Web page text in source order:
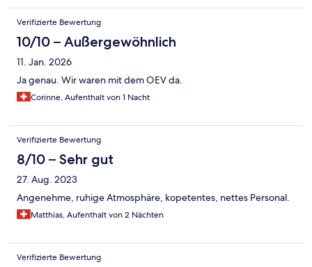
Verifizierte Bewertung
10/10 – Außergewöhnlich
11. Jan. 2026
Ja genau. Wir waren mit dem OEV da.
Corinne, Aufenthalt von 1 Nacht
Verifizierte Bewertung
8/10 – Sehr gut
27. Aug. 2023
Angenehme, ruhige Atmosphäre, kopetentes, nettes Personal.
Matthias, Aufenthalt von 2 Nächten
Verifizierte Bewertung